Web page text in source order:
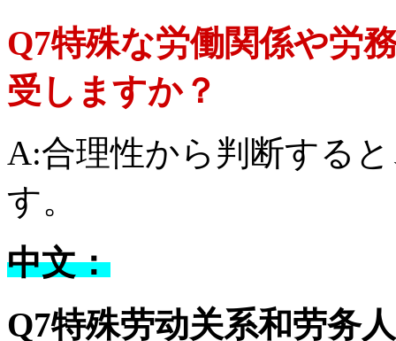
Q7特殊な労働関係や労
受しますか？
A:合理性から判断する
す。
中文：
Q7特殊劳动关系和劳务